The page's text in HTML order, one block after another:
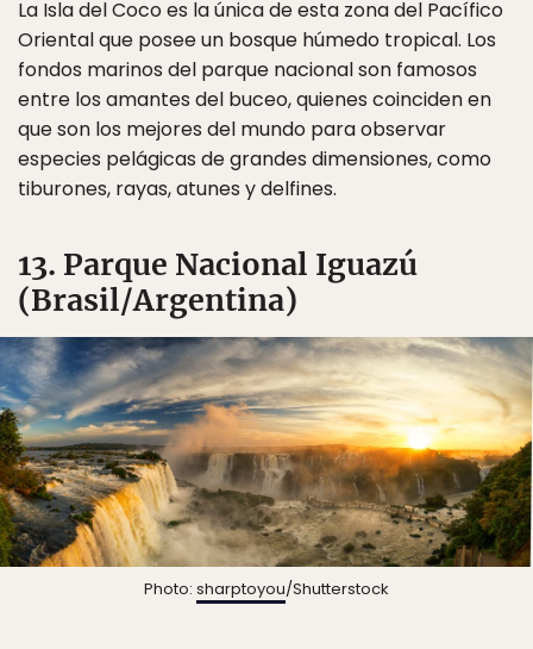
La Isla del Coco es la única de esta zona del Pacífico
Oriental que posee un bosque húmedo tropical. Los
fondos marinos del parque nacional son famosos
entre los amantes del buceo, quienes coinciden en
que son los mejores del mundo para observar
especies pelágicas de grandes dimensiones, como
tiburones, rayas, atunes y delfines.
13. Parque Nacional Iguazú
(Brasil/Argentina)
Photo: sharptoyou/Shutterstock